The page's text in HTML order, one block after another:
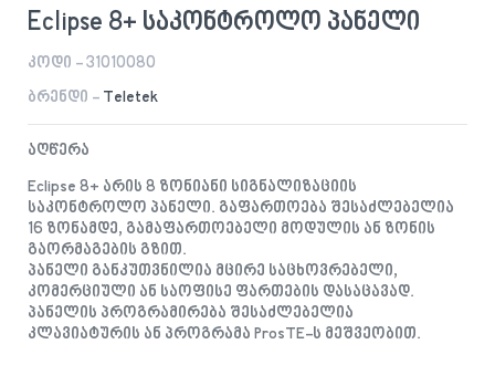
Eclipse 8+ საკონტროლო პანელი
კოდი - 31010080
ბრენდი - Teletek
აღწერა
Eclipse 8+ არის 8 ზონიანი სიგნალიზაციის
საკონტროლო პანელი. გაფართოება შესაძლებელია
16 ზონამდე, გამაფართოებელი მოდულის ან ზონის
გაორმაგების გზით.
პანელი განკუთვნილია მცირე საცხოვრებელი,
კომერციული ან საოფისე ფართების დასაცავად.
პანელის პროგრამირება შესაძლებელია
კლავიატურის ან პროგრამა ProsTE-ს მეშვეობით.